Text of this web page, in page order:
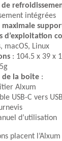
de
intégrées
maximale
d’exploitation
macOS, Linux
: 104.5 x 39 x
de la boîte :
Alxum
USB-C vers
d’utilisation
placent